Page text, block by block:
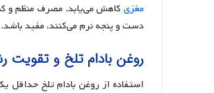
مغزی کاهش می‌یابد. مصرف منظم و
دست و پنجه نرم می‌کنند، مفید باشد.
روغن بادام تلخ و تقویت
استفاده از روغن بادام تلخ